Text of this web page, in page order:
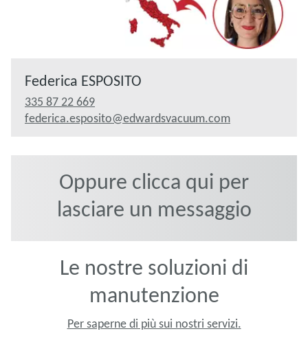
Federica ESPOSITO
335 87 22 669
federica.esposito@edwardsvacuum.com
Oppure clicca qui per
lasciare un messaggio
Le nostre soluzioni di
manutenzione
Per saperne di più sui nostri servizi.